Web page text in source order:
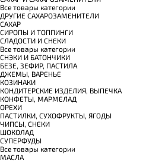
Все товары категории
ДРУГИЕ САХАРОЗАМЕНИТЕЛИ
САХАР
СИРОПЫ И ТОППИНГИ
СЛАДОСТИ И СНЕКИ
Все товары категории
СНЭКИ И БАТОНЧИКИ
БЕЗЕ, ЗЕФИР, ПАСТИЛА
ДЖЕМЫ, ВАРЕНЬЕ
КОЗИНАКИ
КОНДИТЕРСКИЕ ИЗДЕЛИЯ, ВЫПЕЧКА
КОНФЕТЫ, МАРМЕЛАД
ОРЕХИ
ПАСТИЛКИ, СУХОФРУКТЫ, ЯГОДЫ
ЧИПСЫ, СНЕКИ
ШОКОЛАД
СУПЕРФУДЫ
Все товары категории
МАСЛА